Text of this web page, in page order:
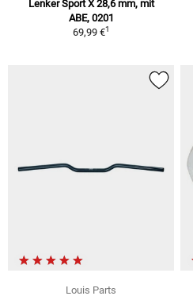
Lenker Sport X 28,6 mm, mit
ABE, 0201
69,99 €1
Louis Parts